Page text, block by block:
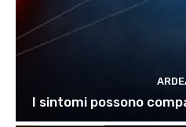
I sintomi possono